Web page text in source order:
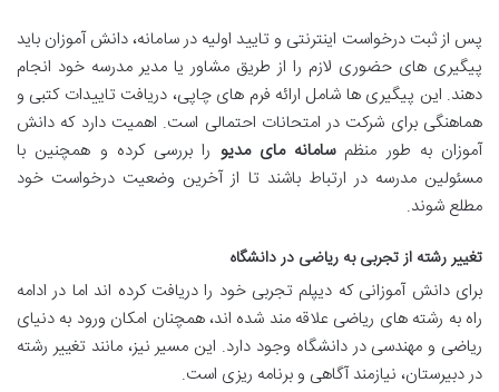
پس از ثبت درخواست اینترنتی و تایید اولیه در سامانه، دانش آموزان باید
پیگیری های حضوری لازم را از طریق مشاور یا مدیر مدرسه خود انجام
دهند. این پیگیری ها شامل ارائه فرم های چاپی، دریافت تاییدات کتبی و
هماهنگی برای شرکت در امتحانات احتمالی است. اهمیت دارد که دانش
آموزان به طور منظمسامانه مای مدیو را بررسی کرده و همچنین با
مسئولین مدرسه در ارتباط باشند تا از آخرین وضعیت درخواست خود
مطلع شوند.
تغییر رشته از تجربی به ریاضی در دانشگاه
برای دانش آموزانی که دیپلم تجربی خود را دریافت کرده اند اما در ادامه
راه به رشته های ریاضی علاقه مند شده اند، همچنان امکان ورود به دنیای
ریاضی و مهندسی در دانشگاه وجود دارد. این مسیر نیز، مانند تغییر رشته
در دبیرستان، نیازمند آگاهی و برنامه ریزی است.